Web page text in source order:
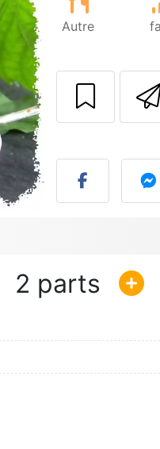
Autre
2